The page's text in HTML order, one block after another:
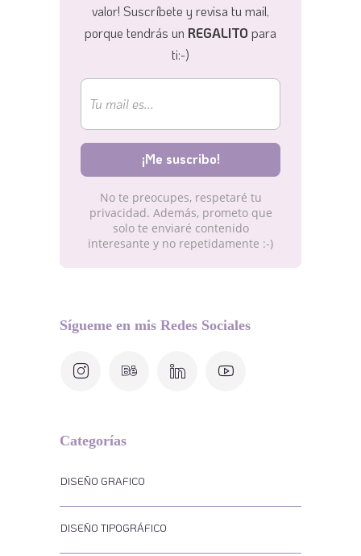
valor! Suscríbete y revisa tu mail,
porque tendrás un REGALITO para
ti:-)
No te preocupes, respetaré tu
privacidad. Además, prometo que
solo te enviaré contenido
interesante y no repetidamente :-)
Sígueme en mis Redes Sociales
Categorías
DISEÑO GRAFICO
DISEÑO TIPOGRÁFICO